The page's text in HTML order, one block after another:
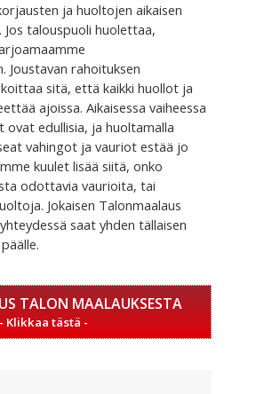
ja huoltojen aikaisen
talouspuoli huolettaa,
Joustavan rahoituksen
sitä, että kaikki huollot ja
ajoissa. Aikaisessa vaiheessa
edullisia, ja huoltamalla
vahingot ja vauriot estää jo
kuulet lisää siitä, onko
odottavia vaurioita, tai
Jokaisen Talonmaalaus
saat yhden tällaisen
TALON MAALAUKSESTA